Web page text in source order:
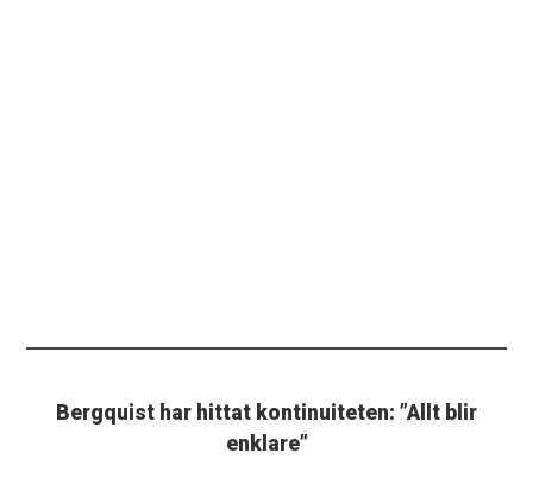
Bergquist har hittat kontinuiteten: ”Allt blir
enklare”